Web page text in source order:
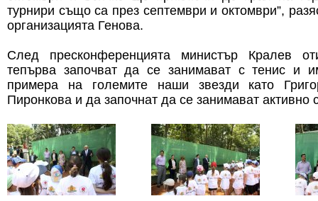
турнири също са през септември и октомври”,
организацията Генова.
След пресконференцията министър Кралев
тепърва започват да се занимават с тенис и
примера на големите наши звезди като
Пиронкова и да започнат да се занимават активно